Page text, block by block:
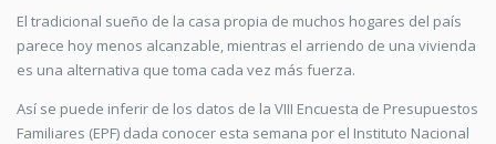
El tradicional sueño de la casa propia de muchos hogares del país
parece hoy menos alcanzable, mientras el arriendo de una vivienda
es una alternativa que toma cada vez más fuerza.
Así se puede inferir de los datos de la VIII Encuesta de Presupuestos
Familiares (EPF) dada conocer esta semana por el Instituto Nacional